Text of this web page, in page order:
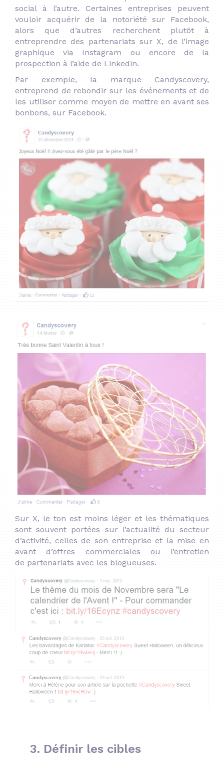
social à l’autre. Certaines entreprises peuvent
vouloir acquérir de la notoriété sur Facebook,
alors que d’autres recherchent plutôt à
entreprendre des partenariats sur X, de l’image
graphique via Instagram ou encore de la
prospection à l’aide de Linkedin.
Par exemple, la marque Candyscovery,
entreprend de rebondir sur les événements et de
les utiliser comme moyen de mettre en avant ses
bonbons, sur Facebook.
Sur X, le ton est moins léger et les thématiques
sont souvent portées sur l’actualité du secteur
d’activité, celles de son entreprise et la mise en
avant d’offres commerciales ou l’entretien
de partenariats avec les blogueuses.
3. Définir les cibles